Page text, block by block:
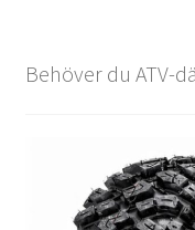
Behöver du ATV-